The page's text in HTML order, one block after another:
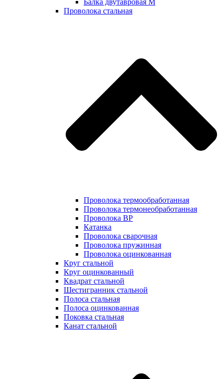
Балка двутавровая М
Проволока стальная
Проволока термообработанная
Проволока термонеобработанная
Проволока ВР
Катанка
Проволока сварочная
Проволока пружинная
Проволока оцинкованная
Круг стальной
Круг оцинкованный
Квадрат стальной
Шестигранник стальной
Полоса стальная
Полоса оцинкованная
Поковка стальная
Канат стальной